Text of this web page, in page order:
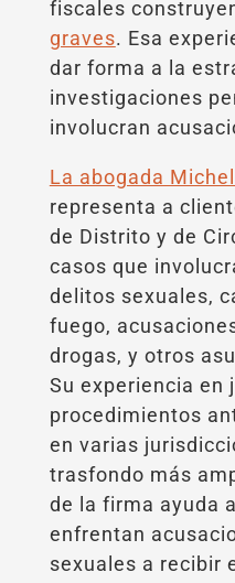
fiscales
graves. Esa
dar forma a la
investigaciones
involucran
La abogada
representa a
de Distrito y de
casos que
delitos sexuales,
fuego,
drogas, y otros
Su experiencia en
procedimientos
en varias
trasfondo más
de la firma ayuda
enfrentan
sexuales a recibir